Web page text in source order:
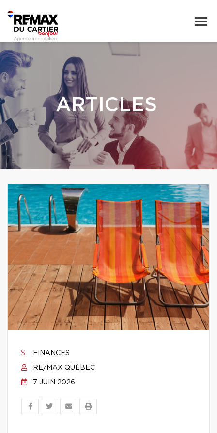
ARTICLES
FINANCES
RE/MAX QUÉBEC
7 JUIN 2026